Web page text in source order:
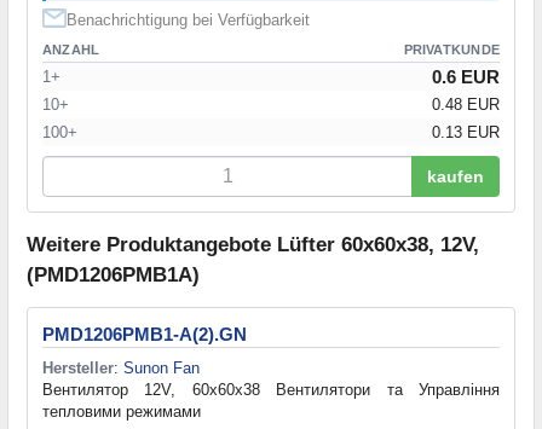
Benachrichtigung bei Verfügbarkeit
ANZAHL PRIVATKUNDE
1+ 0.6 EUR
10+
0.48 EUR
100+
0.13 EUR
kaufen
Weitere Produktangebote Lüfter 60x60x38, 12V,
(PMD1206PMB1A)
PMD1206PMB1-A(2).GN
Hersteller: Sunon Fan
Вентилятор 12V, 60x60x38 Вентилятори та Управління
тепловими режимами